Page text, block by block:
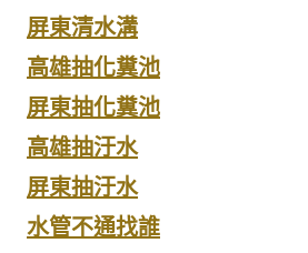
屏東清水溝
高雄抽化糞池
屏東抽化糞池
高雄抽汙水
屏東抽汙水
水管不通找誰